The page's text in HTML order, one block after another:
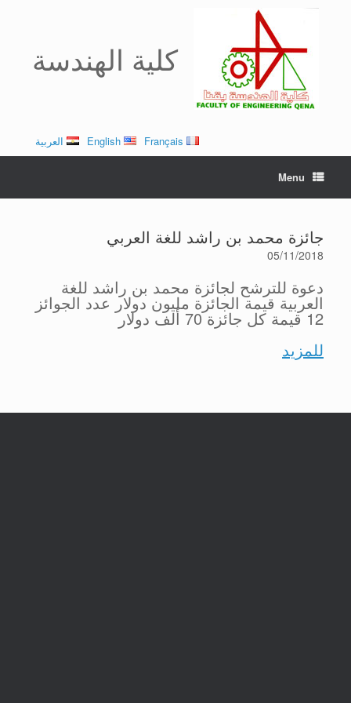
كلية الهندسة
العربية English Français
Menu
جائزة محمد بن راشد للغة العربي
05/11/2018
دعوة للترشح لجائزة محمد بن راشد للغة
العربية قيمة الجائزة مليون دولار عدد الجوائز
12 قيمة كل جائزة 70 ألف دولار
للمزيد